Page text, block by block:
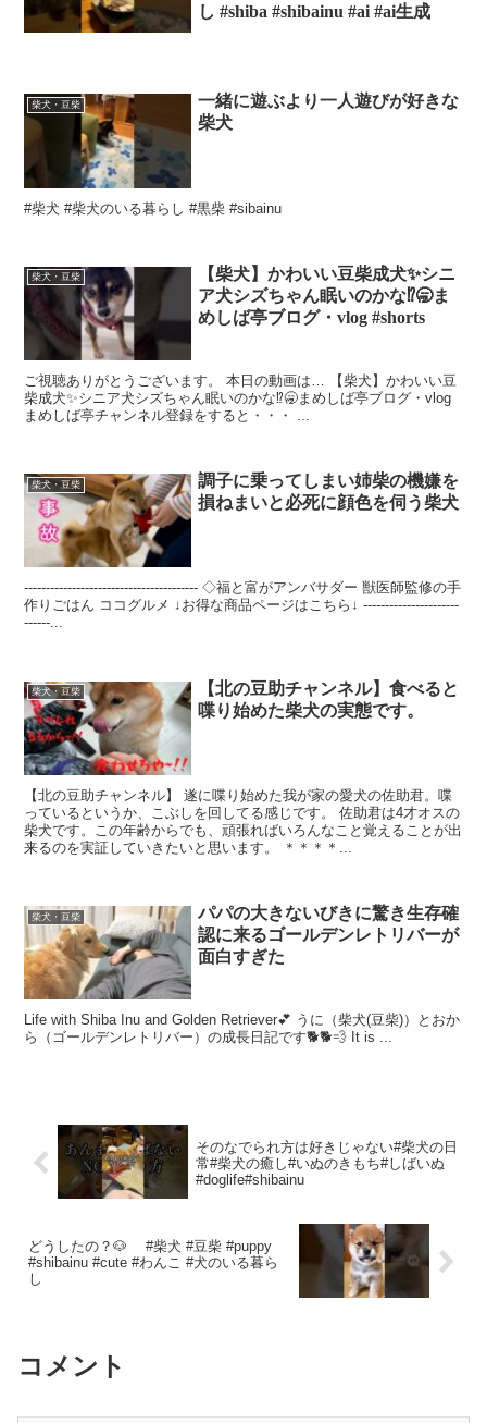
し #shiba #shibainu #ai #ai生成
柴犬・豆柴
一緒に遊ぶより一人遊びが好きな
柴犬
#柴犬 #柴犬のいる暮らし #黒柴 #sibainu
柴犬・豆柴
【柴犬】かわいい豆柴成犬✨シニ
ア犬シズちゃん眠いのかな⁉️🥱ま
めしば亭ブログ・vlog #shorts
ご視聴ありがとうございます。 本日の動画は… 【柴犬】かわいい豆
柴成犬✨シニア犬シズちゃん眠いのかな⁉️🥱まめしば亭ブログ・vlog
まめしば亭チャンネル登録をすると・・・ ...
柴犬・豆柴
調子に乗ってしまい姉柴の機嫌を
損ねまいと必死に顔色を伺う柴犬
---------------------------------------- ◇福と富がアンバサダー 獣医師監修の手
作りごはん ココグルメ ↓お得な商品ページはこちら↓ ----------------------
------...
柴犬・豆柴
【北の豆助チャンネル】食べると
喋り始めた柴犬の実態です。
【北の豆助チャンネル】 遂に喋り始めた我が家の愛犬の佐助君。喋
っているというか、こぶしを回してる感じです。 佐助君は4才オスの
柴犬です。この年齢からでも、頑張ればいろんなこと覚えることが出
来るのを実証していきたいと思います。 ＊＊＊＊...
柴犬・豆柴
パパの大きないびきに驚き生存確
認に来るゴールデンレトリバーが
面白すぎた
Life with Shiba Inu and Golden Retriever💕 うに（柴犬(豆柴)）とおか
ら（ゴールデンレトリバー）の成長日記です🐕🐕💨 It is ...
そのなでられ方は好きじゃない#柴犬の日
常#柴犬の癒し#いぬのきもち#しばいぬ
#doglife#shibainu
どうしたの？🐶 #柴犬 #豆柴 #puppy
#shibainu #cute #わんこ #犬のいる暮ら
し
コメント